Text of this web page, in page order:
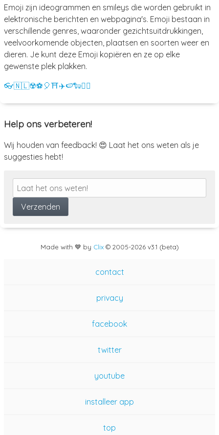
Emoji zijn ideogrammen en smileys die worden gebruikt in
elektronische berichten en webpagina's. Emoji bestaan in
verschillende genres, waaronder gezichtsuitdrukkingen,
veelvoorkomende objecten, plaatsen en soorten weer en
dieren. Je kunt deze Emoji kopiëren en ze op elke
gewenste plek plakken.
👓🇳🇱☢️⚽ 🎈⛩️✈️🍉🐑💁‍♀️
Help ons verbeteren!
Wij houden van feedback! 😍 Laat het ons weten als je
suggesties hebt!
Made with 💙 by Clix© 2005-2026 v3.1 (beta)
contact
privacy
facebook
twitter
youtube
installeer app
top